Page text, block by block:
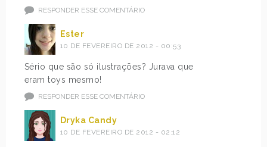
RESPONDER ESSE COMENTÁRIO
Ester
10 DE FEVEREIRO DE 2012 - 00:53
Sério que são só ilustrações? Jurava que
eram toys mesmo!
RESPONDER ESSE COMENTÁRIO
Dryka Candy
10 DE FEVEREIRO DE 2012 - 02:12